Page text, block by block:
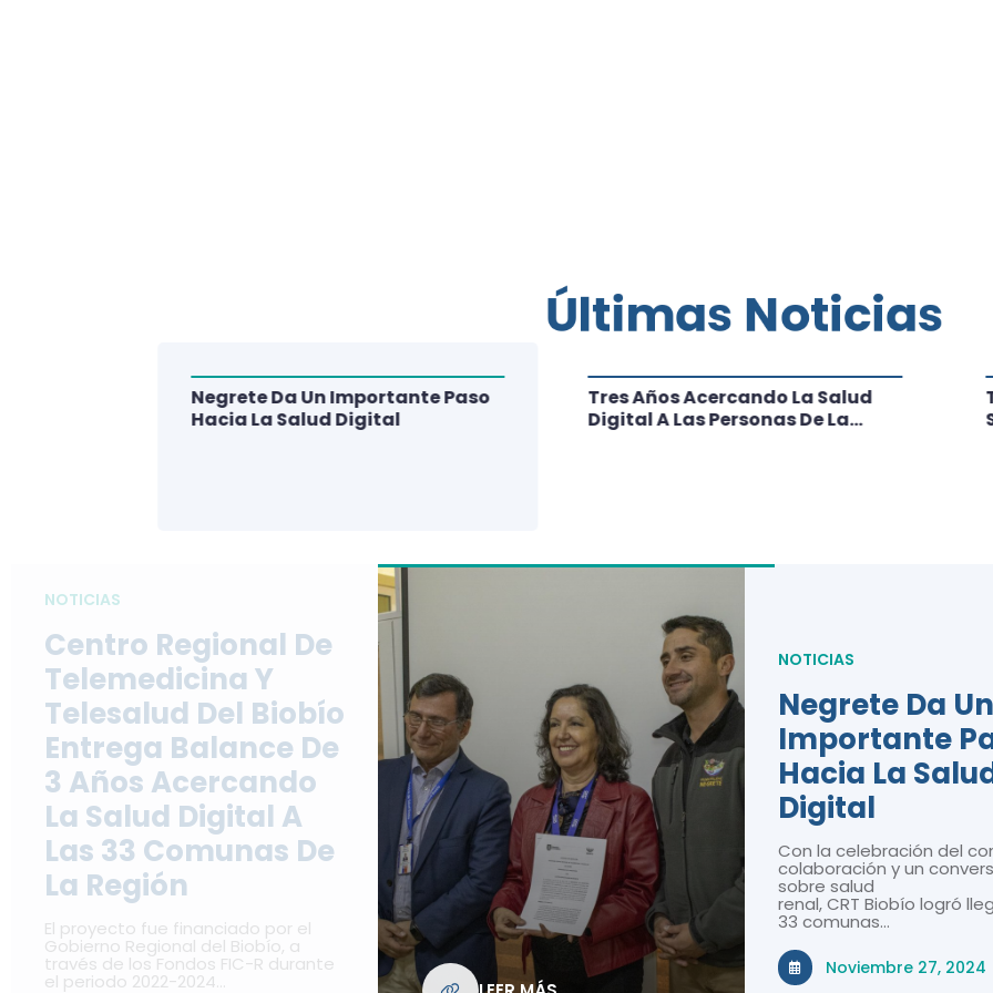
NOTICIAS
Centro Regional De
Telemedicina Y
Telesalud Del Biobío
Entrega Balance De
3 Años Acercando
La Salud Digital A
Las 33 Comunas De
La Región
El proyecto fue financiado por el
Gobierno Regional del Biobío, a
través de los Fondos FIC-R durante
el periodo 2022-2024…
NOTICIAS
Negrete Da Un
Importante
Hacia La
Digital
Con la celebración del
colaboración y un
sobre salud
renal, CRT Biobío logró
33 comunas…
Noviembre 27, 2024
Negrete Da Un Importante Paso
Hacia La Salud Digital
Tres Años Acercando La Salud
Digital A Las Personas De La
Últimas Noticias